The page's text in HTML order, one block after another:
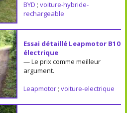
BYD ; voiture-hybride-
rechargeable
Essai détaillé Leapmotor B10
électrique
— Le prix comme meilleur
argument.
Leapmotor; voiture-electrique